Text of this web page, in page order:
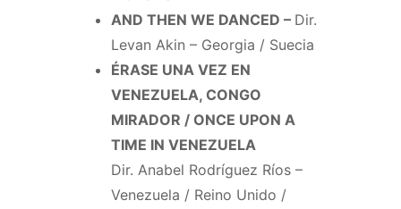
AND THEN WE DANCED – Dir.
Levan Akin – Georgia / Suecia
ÉRASE UNA VEZ EN
VENEZUELA, CONGO
MIRADOR / ONCE UPON A
TIME IN VENEZUELA
Dir. Anabel Rodríguez Ríos –
Venezuela / Reino Unido /